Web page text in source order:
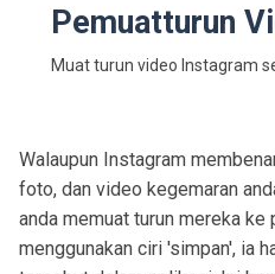
Pemuatturun
Muat turun video Instagram
Walaupun Instagram
foto, dan video kegemaran
anda memuat turun mereka ke
menggunakan ciri 'simpan', ia